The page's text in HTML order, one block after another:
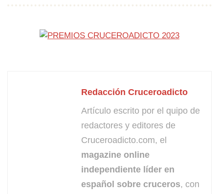
Redacción Cruceroadicto
Artículo escrito por el quipo de
redactores y editores de
Cruceroadicto.com, el
magazine online
independiente líder en
español sobre cruceros, con